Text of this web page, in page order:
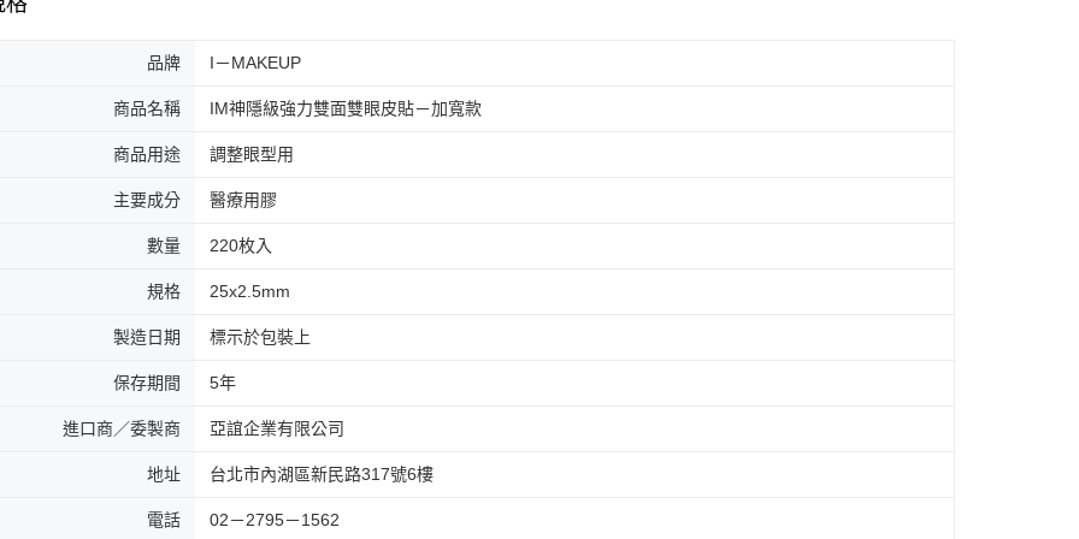
品牌 I－MAKEUP
商品名稱 IM神隱級強力雙面雙眼皮貼－加寬款
商品用途 調整眼型用
主要成分 醫療用膠
數量 220枚入
規格 25x2.5mm
製造日期 標示於包裝上
保存期間 5年
進口商／委製商 亞誼企業有限公司
地址 台北市內湖區新民路317號6樓
電話 02－2795－1562